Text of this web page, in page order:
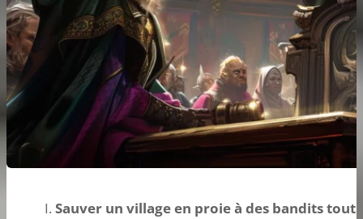
Sauver un village en proie à des bandits